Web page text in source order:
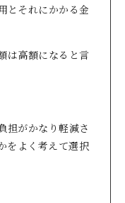
とそれにかかる金
は高額になると言
担がかなり軽減さ
をよく考えて選択